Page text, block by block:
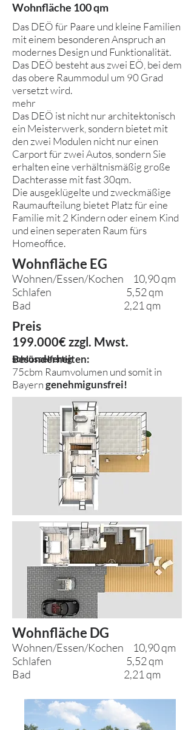
Wohnfläche 100 qm
Das DEÖ für Paare und kleine Familien
mit einem besonderen Anspruch an
modernes Design und Funktionalität.
Das DEÖ besteht aus zwei EÖ, bei dem
das obere Raummodul um 90 Grad
versetzt wird.
mehr
Das DEÖ ist nicht nur architektonisch
ein Meisterwerk, sondern bietet mit
den zwei Modulen nicht nur einen
Carport für zwei Autos, sondern Sie
erhalten eine verhältnismäßig große
Dachterasse mit fast 30qm.
Die ausgeklügelte und zweckmäßige
Raumaufteilung bietet Platz für eine
Familie mit 2 Kindern oder einem Kind
und einen seperaten Raum fürs
Homeoffice.
Wohnfläche EG
Wohnen/Essen/Kochen 10,90 qm
Schlafen 5,52 qm
Bad 2,21 qm
Preis
199.000€ zzgl. Mwst.
schlüsselfertig
Besonderheiten:
75cbm Raumvolumen und somit in
Bayerngenehmigunsfrei!
Wohnfläche DG
Wohnen/Essen/Kochen 10,90 qm
Schlafen 5,52 qm
Bad 2,21 qm